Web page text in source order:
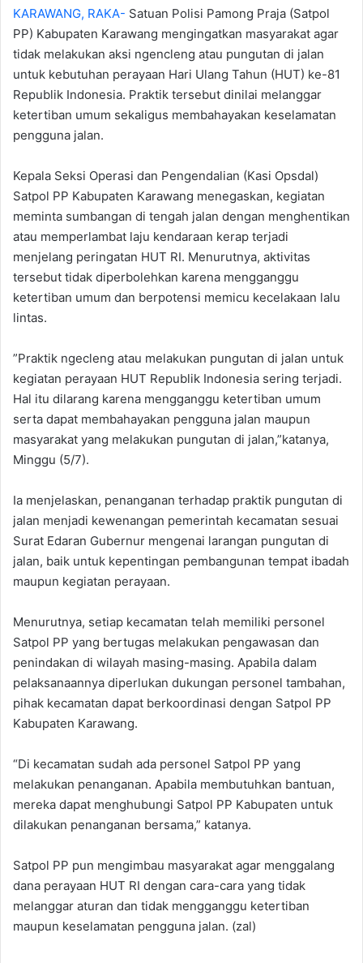
KARAWANG, RAKA- Satuan Polisi Pamong Praja (Satpol
PP) Kabupaten Karawang mengingatkan masyarakat agar
tidak melakukan aksi ngencleng atau pungutan di jalan
untuk kebutuhan perayaan Hari Ulang Tahun (HUT) ke-81
Republik Indonesia. Praktik tersebut dinilai melanggar
ketertiban umum sekaligus membahayakan keselamatan
pengguna jalan.
‎‎Kepala Seksi Operasi dan Pengendalian (Kasi Opsdal)
Satpol PP Kabupaten Karawang menegaskan, kegiatan
meminta sumbangan di tengah jalan dengan menghentikan
atau memperlambat laju kendaraan kerap terjadi
menjelang peringatan HUT RI. Menurutnya, aktivitas
tersebut tidak diperbolehkan karena mengganggu
ketertiban umum dan berpotensi memicu kecelakaan lalu
lintas.
‎”Praktik ngecleng atau melakukan pungutan di jalan untuk
kegiatan perayaan HUT Republik Indonesia sering terjadi.
Hal itu dilarang karena mengganggu ketertiban umum
serta dapat membahayakan pengguna jalan maupun
masyarakat yang melakukan pungutan di jalan,”katanya,
Minggu (5/7).
‎Ia menjelaskan, penanganan terhadap praktik pungutan di
jalan menjadi kewenangan pemerintah kecamatan sesuai
Surat Edaran Gubernur mengenai larangan pungutan di
jalan, baik untuk kepentingan pembangunan tempat ibadah
maupun kegiatan perayaan.
‎Menurutnya, setiap kecamatan telah memiliki personel
Satpol PP yang bertugas melakukan pengawasan dan
penindakan di wilayah masing-masing. Apabila dalam
pelaksanaannya diperlukan dukungan personel tambahan,
pihak kecamatan dapat berkoordinasi dengan Satpol PP
Kabupaten Karawang. ‎
“Di kecamatan sudah ada personel Satpol PP yang
melakukan penanganan. Apabila membutuhkan bantuan,
mereka dapat menghubungi Satpol PP Kabupaten untuk
dilakukan penanganan bersama,” katanya.‎
‎Satpol PP pun mengimbau masyarakat agar menggalang
dana perayaan HUT RI dengan cara-cara yang tidak
melanggar aturan dan tidak mengganggu ketertiban
maupun keselamatan pengguna jalan. (zal)